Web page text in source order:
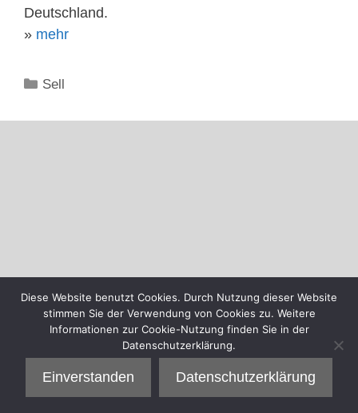
Deutschland.
» mehr
Kategorien
Sell
Diese Website benutzt Cookies. Durch Nutzung dieser Website
stimmen Sie der Verwendung von Cookies zu. Weitere
Informationen zur Cookie-Nutzung finden Sie in der
Datenschutzerklärung.
Einverstanden Datenschutzerklärung